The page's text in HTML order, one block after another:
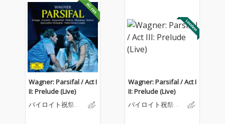
Wagner: Parsifal / Act I
II: Prelude (Live)
バイロイト祝祭管
Wagner: Parsifal / Act I
II: Prelude (Live)
バイロイト祝祭管